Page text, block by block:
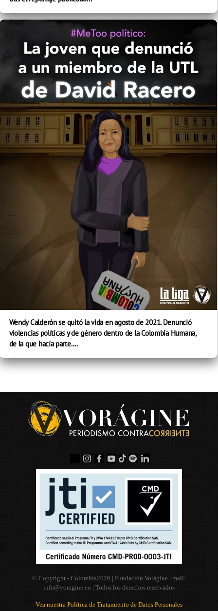
Wendy Calderón se quitó la vida en agosto de 2021. Denunció
violencias políticas y de género dentro de la Colombia Humana,
de la que hacía parte....
© Copyright - Colombia2026 | Fundación Vorágine | mail:
info@voragine.co | Todos los derechos reservados
Vea nuestra Política de Tratamiento de Datos Personales